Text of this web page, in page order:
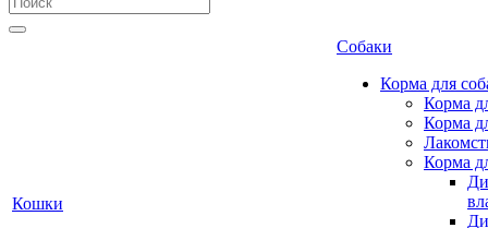
Кошки
Собаки
Корма для
Корма
Корма
Корма